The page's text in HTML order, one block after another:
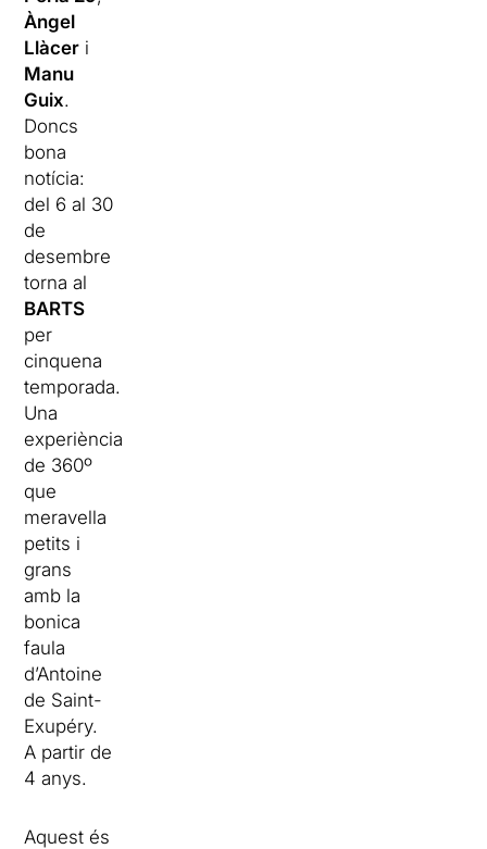
Àngel
Llàcer i
Manu
Guix.
Doncs
bona
notícia:
del 6 al 30
de
desembre
torna al
BARTS
per
cinquena
temporada.
Una
experiència
de 360º
que
meravella
petits i
grans
amb la
bonica
faula
d’Antoine
de Saint-
Exupéry.
A partir de
4 anys.
Aquest és